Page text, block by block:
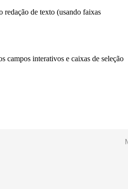
de texto (usando faixas
campos interativos e caixas de seleção